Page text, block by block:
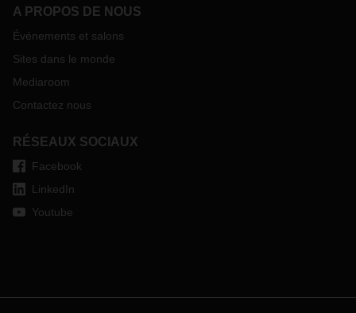
A PROPOS DE NOUS
Événements et salons
Sites dans le monde
Mediaroom
Contactez nous
RÉSEAUX SOCIAUX
Facebook
LinkedIn
Youtube